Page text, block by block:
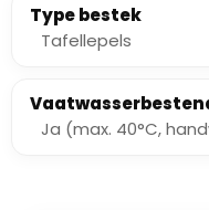
Type bestek
Tafellepels
Ja (max. 40°C,